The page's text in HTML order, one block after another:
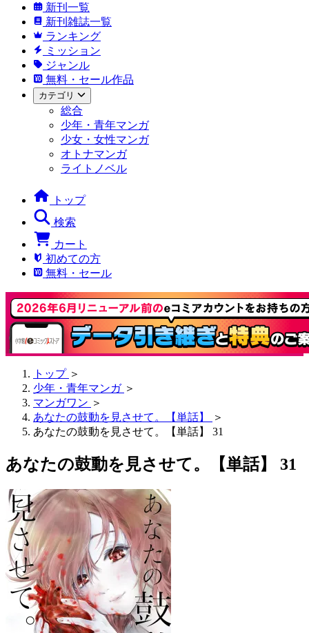
新刊一覧
新刊雑誌一覧
ランキング
ミッション
ジャンル
無料・セール作品
カテゴリ
総合
少年・青年マンガ
少女・女性マンガ
オトナマンガ
ライトノベル
トップ
検索
カート
初めての方
無料・セール
トップ ＞
少年・青年マンガ ＞
マンガワン ＞
あなたの鼓動を見させて。【単話】
＞
あなたの鼓動を見させて。【単話】 31
あなたの鼓動を見させて。【単話】 31